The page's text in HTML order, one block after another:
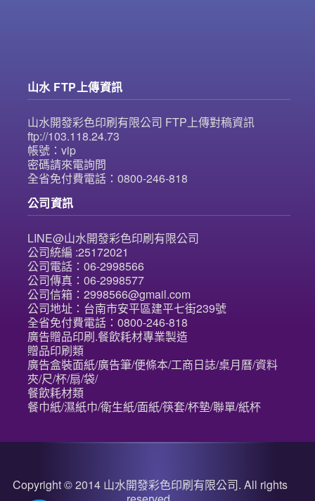
山水 FTP上傳資訊
山水開發彩色印刷有限公司 FTP上傳對稿資訊
ftp://103.118.24.73
帳號：vip
密碼請來電詢問
全省免付費電話：0800-246-818
公司資訊
LINE@山水開發彩色印刷有限公司
公司統編 :25172021
公司電話：06-2998566
公司傳真：06-2998577
公司信箱：2998566@gmail.com
公司地址：台南市安平區建平七街239號
全省免付費電話：0800-246-818
廣告贈品印刷.餐飲耗材專業製造
贈品印刷類
廣告盒裝面紙/廣告筆/便條本/工商日誌/桌月曆/資料
夾/尺/杯/扇/袋/
餐飲耗材類
餐巾紙/濕紙巾/衛生紙/面紙/筷套/杯墊/聯單/紙杯
Copyright © 2014 山水開發彩色印刷有限公司. All rights